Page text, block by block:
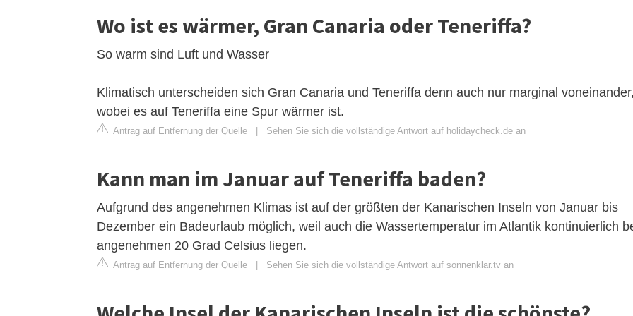
Wo ist es wärmer, Gran Canaria oder Teneriffa?
So warm sind Luft und Wasser
Klimatisch unterscheiden sich Gran Canaria und Teneriffa denn auch nur marginal
wobei es auf Teneriffa eine Spur wärmer ist.
Antrag auf Entfernung der Quelle | Sehen Sie sich die vollständige Antwort auf holidaycheck.de an
Kann man im Januar auf Teneriffa baden?
Aufgrund des angenehmen Klimas ist auf der größten der Kanarischen Inseln von Januar bis
Dezember ein Badeurlaub möglich, weil auch die Wassertemperatur im Atlantik kontinuierlich
angenehmen 20 Grad Celsius liegen.
Antrag auf Entfernung der Quelle | Sehen Sie sich die vollständige Antwort auf sonnenklar.tv an